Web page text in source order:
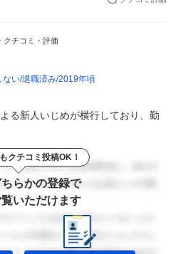
クチコミ・評価
ない 退職済み 2019年頃
る新人いじめが横行しており、勤
クチコミ投稿OK！
らかの登録で
いただけます